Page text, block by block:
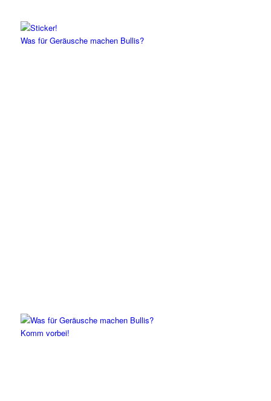
Was für Geräusche machen Bullis?
Komm vorbei!